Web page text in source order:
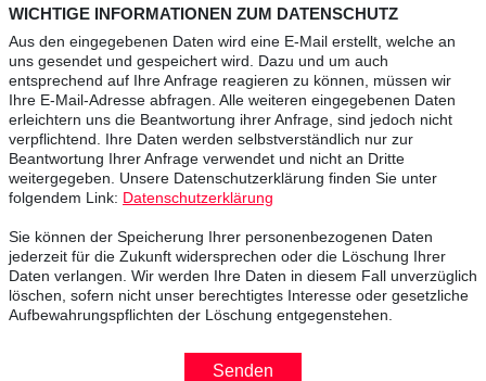
WICHTIGE INFORMATIONEN ZUM DATENSCHUTZ
Aus den eingegebenen Daten wird eine E-Mail erstellt, welche an
uns gesendet und gespeichert wird. Dazu und um auch
entsprechend auf Ihre Anfrage reagieren zu können, müssen wir
Ihre E-Mail-Adresse abfragen. Alle weiteren eingegebenen Daten
erleichtern uns die Beantwortung ihrer Anfrage, sind jedoch nicht
verpflichtend. Ihre Daten werden selbstverständlich nur zur
Beantwortung Ihrer Anfrage verwendet und nicht an Dritte
weitergegeben. Unsere Datenschutzerklärung finden Sie unter
folgendem Link: Datenschutzerklärung
Sie können der Speicherung Ihrer personenbezogenen Daten
jederzeit für die Zukunft widersprechen oder die Löschung Ihrer
Daten verlangen. Wir werden Ihre Daten in diesem Fall unverzüglich
löschen, sofern nicht unser berechtigtes Interesse oder gesetzliche
Aufbewahrungspflichten der Löschung entgegenstehen.
Senden